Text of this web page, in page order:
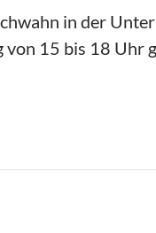
in der
von 15 bis 18 Uhr